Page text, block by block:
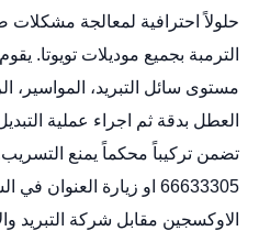
حلولاً احترافية لمعالجة
الترمبة بجميع موديلات تويوتا.
مستوى سائل التبريد، المواسير،
العطل بدقة ثم اجراء عملية
تضمن تركيباً محكماً يمنع
الاوكسجين مقابل شركة التبريد